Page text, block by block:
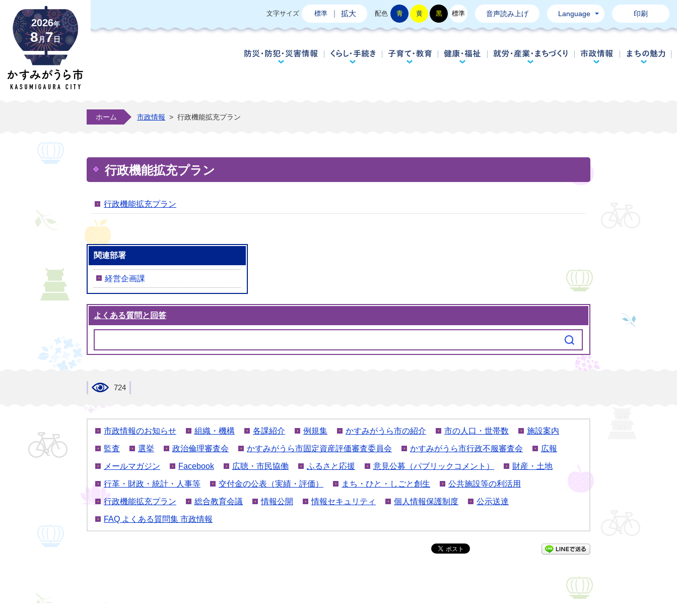
2026年
8月7日
文字サイズ 標準 拡大 配色 青 黄 黒 標準 音声読み上げ Language 印刷
防災・防犯・災害情報くらし・手続き子育て・教育 健康・福祉 就労・産業・まちづくり
市政情報
ホーム 市政情報 > 行政機能拡充プラン
行政機能拡充プラン
行政機能拡充プラン
関連部署
経営企画課
よくある質問と回答
724
市政情報のお知らせ 組織・機構 各課紹介 例規集 かすみがうら市の紹介 市の人口・世帯数 施設案内
監査 選挙 政治倫理審査会 かすみがうら市固定資産評価審査委員会 かすみがうら市行政不服審査会 広報
メールマガジン Facebook 広聴・市民協働 ふるさと応援 意見公募（パブリックコメント） 財産・土地
行革・財政・統計・人事等 交付金の公表（実績・評価） まち・ひと・しごと創生 公共施設等の利活用
行政機能拡充プラン 総合教育会議 情報公開 情報セキュリティ 個人情報保護制度 公示送達
FAQ よくある質問集 市政情報